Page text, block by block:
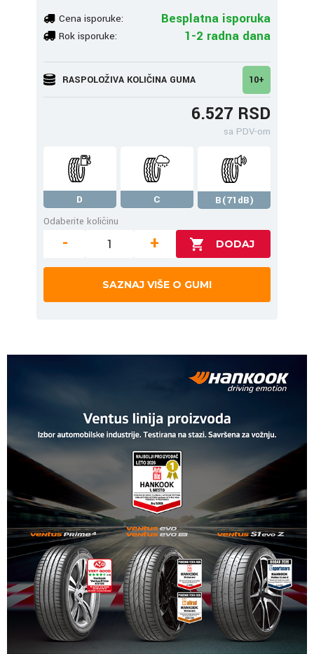
Cena isporuke: Besplatna isporuka
Rok isporuke: 1-2 radna dana
RASPOLOŽIVA KOLIČINA GUMA 10+
6.527 RSD
sa PDV-om
D C
B(71dB)
Odaberite količinu
- +
SAZNAJ VIŠE O GUMI